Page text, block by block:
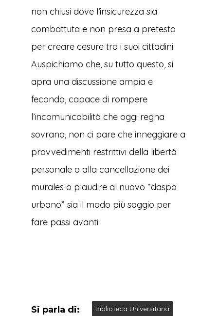
non chiusi dove l’insicurezza sia
combattuta e non presa a pretesto
per creare cesure tra i suoi cittadini.
Auspichiamo che, su tutto questo, si
apra una discussione ampia e
feconda, capace di rompere
l’incomunicabilità che oggi regna
sovrana, non ci pare che inneggiare a
provvedimenti restrittivi della libertà
personale o alla cancellazione dei
murales o plaudire al nuovo “daspo
urbano” sia il modo più saggio per
fare passi avanti.
Si parla di:
Biblioteca Universitaria